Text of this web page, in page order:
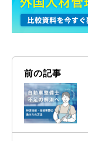
前の記事